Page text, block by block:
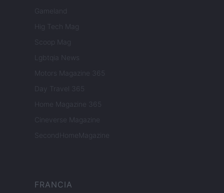
Gameland
Hig Tech Mag
Scoop Mag
Lgbtqia News
Motors Magazine 365
Day Travel 365
Home Magazine 365
Cineverse Magazine
SecondHomeMagazine
FRANCIA